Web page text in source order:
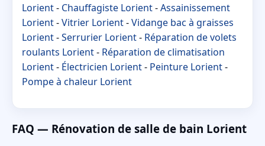
Lorient- Chauffagiste Lorient-Assainissement
Lorient-Vitrier Lorient-Vidange bac à graisses
Lorient-Serrurier Lorient- Réparation de volets
roulants Lorient- Réparation de climatisation
Lorient- Électricien Lorient- Peinture Lorient-
Pompe à chaleur Lorient
FAQ — Rénovation de salle de bain Lorient